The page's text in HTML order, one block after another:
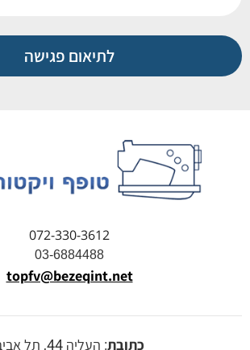
לתיאום פגישה
072-330-3612
03-6884488
topfv@bezeqint.net
כתובת: העליה 44, תל אביב